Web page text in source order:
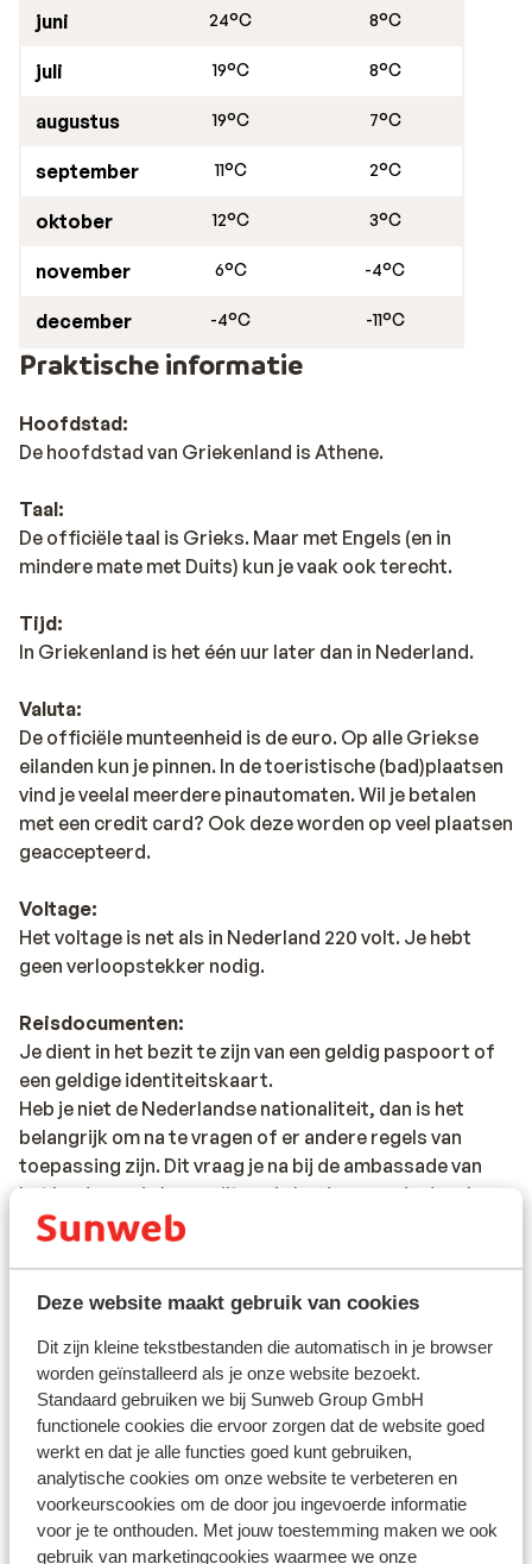
Deze website maakt gebruik van cookies
Dit zijn kleine tekstbestanden die automatisch in je browser
worden geïnstalleerd als je onze website bezoekt.
Standaard gebruiken we bij Sunweb Group GmbH
functionele cookies die ervoor zorgen dat de website goed
werkt en dat je alle functies goed kunt gebruiken,
analytische cookies om onze website te verbeteren en
voorkeurscookies om de door jou ingevoerde informatie
voor je te onthouden. Met jouw toestemming maken we ook
gebruik van marketingcookies waarmee we onze
juni 24°C 8°C
juli 19°C 8°C
augustus 19°C 7°C
september 11°C 2°C
oktober 12°C 3°C
november 6°C -4°C
december -4°C -11°C
Praktische informatie
Hoofdstad:
De hoofdstad van Griekenland is Athene.
Taal:
De officiële taal is Grieks. Maar met Engels (en in
mindere mate met Duits) kun je vaak ook terecht.
Tijd:
In Griekenland is het één uur later dan in Nederland.
Valuta:
De officiële munteenheid is de euro. Op alle Griekse
eilanden kun je pinnen. In de toeristische (bad)plaatsen
vind je veelal meerdere pinautomaten. Wil je betalen
met een credit card? Ook deze worden op veel plaatsen
geaccepteerd.
Voltage:
Het voltage is net als in Nederland 220 volt. Je hebt
geen verloopstekker nodig.
Reisdocumenten:
Je dient in het bezit te zijn van een geldig paspoort of
een geldige identiteitskaart.
Heb je niet de Nederlandse nationaliteit, dan is het
belangrijk om na te vragen of er andere regels van
toepassing zijn. Dit vraag je na bij de ambassade van
het land waar je heen wilt en de landen waar je doorheen
reist.
Het reizen met de juiste documenten is jouw eigen
verantwoordelijkheid. Sunweb kan hiervoor niet
Vaccinatie:
Voor actuele informatie betreffende vaccinaties en
andere gegevens over gezondheid en reizen vind je op
de site van LCR: https://www.lcr.nl/.